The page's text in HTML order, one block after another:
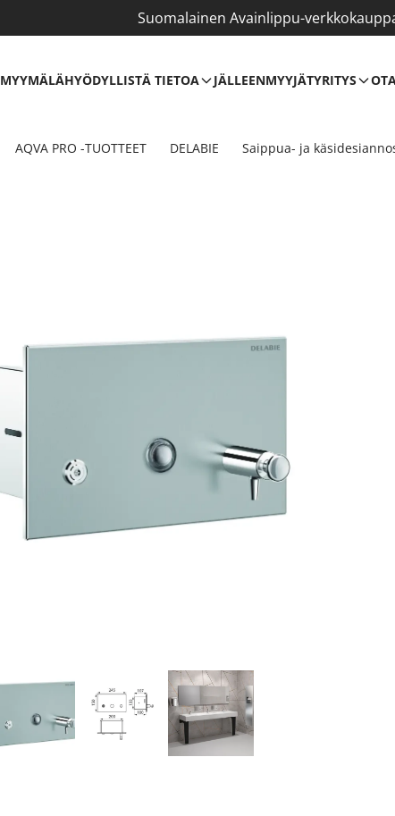
Suomalainen Avainlippu-
MYYMÄLÄHYÖDYLLISTÄ TIETOA JÄLLEENMYYJÄTYRITYS
AQVA PRO -TUOTTEET DELABIE Saippua- ja